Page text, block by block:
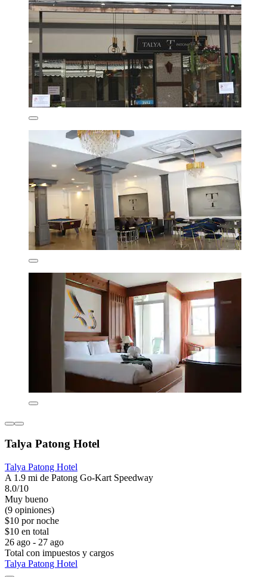
Talya Patong Hotel
Talya Patong Hotel
A 1.9 mi de Patong Go-Kart Speedway
8.0/10
Muy bueno
(9 opiniones)
$10 por noche
$10 en total
26 ago - 27 ago
Total con impuestos y cargos
Talya Patong Hotel